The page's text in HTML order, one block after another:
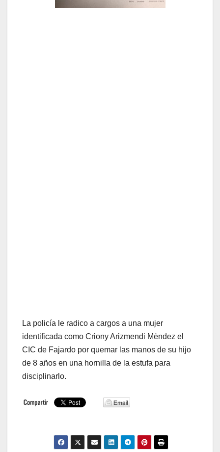
La policía le radico a cargos a una mujer
identificada como Criony Arizmendi Mèndez el
CIC de Fajardo por quemar las manos de su hijo
de 8 años en una hornilla de la estufa para
disciplinarlo.